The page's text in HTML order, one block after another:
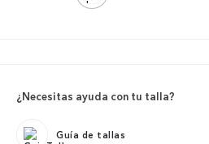
¿Necesitas ayuda con tu talla?
Guía de tallas